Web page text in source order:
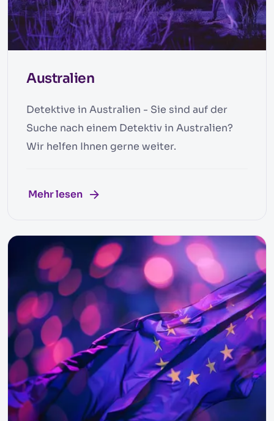
Australien
Detektive in Australien - Sie sind auf der
Suche nach einem Detektiv in Australien?
Wir helfen Ihnen gerne weiter.
Mehr lesen